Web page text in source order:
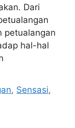
Dari
petualangan
hal-hal
, Sensasi,